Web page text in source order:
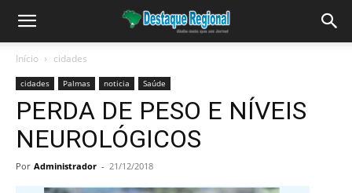
Início cidades
cidades Palmas noticia Saúde
PERDA DE PESO E NÍVEIS
NEUROLÓGICOS
Por Administrador - 21/12/2018